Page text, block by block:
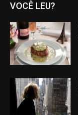
VOCÊ LEU?